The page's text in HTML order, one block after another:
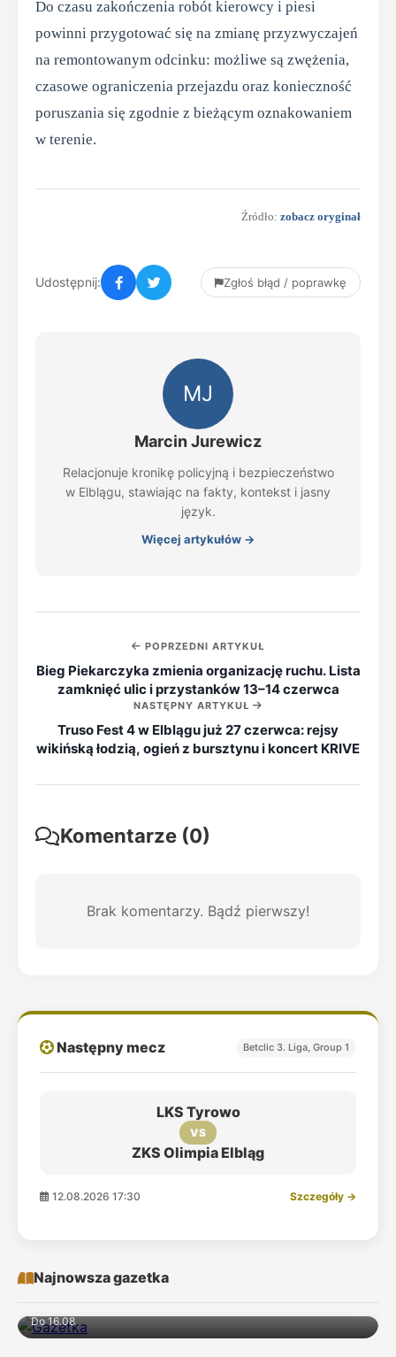
Do czasu zakończenia robót kierowcy i piesi
powinni przygotować się na zmianę przyzwyczajeń
na remontowanym odcinku: możliwe są zwężenia,
czasowe ograniczenia przejazdu oraz konieczność
poruszania się zgodnie z bieżącym oznakowaniem
w terenie.
Źródło: zobacz oryginał
Udostępnij: Zgłoś błąd / poprawkę
MJ
Marcin Jurewicz
Relacjonuje kronikę policyjną i bezpieczeństwo
w Elblągu, stawiając na fakty, kontekst i jasny
język.
Więcej artykułów →
POPRZEDNI ARTYKUŁ
Bieg Piekarczyka zmienia organizację ruchu. Lista
zamknięć ulic i przystanków 13–14 czerwca
NASTĘPNY ARTYKUŁ
Truso Fest 4 w Elblągu już 27 czerwca: rejsy
wikińską łodzią, ogień z bursztynu i koncert KRIVE
Komentarze (0)
Brak komentarzy. Bądź pierwszy!
Następny mecz Betclic 3. Liga, Group 1
LKS Tyrowo
VS
ZKS Olimpia Elbląg
12.08.2026 17:30 Szczegóły →
Najnowsza gazetka
Do 16.08